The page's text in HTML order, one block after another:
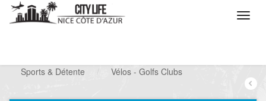
Sports & Détente
/ Vélos - Golfs Clubs